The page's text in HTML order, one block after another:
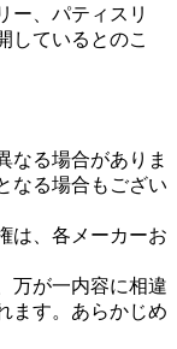
ー、パティスリ
しているとのこ
なる場合がありま
なる場合もござい
は、各メーカーお
万が一内容に相違
ます。あらかじめ